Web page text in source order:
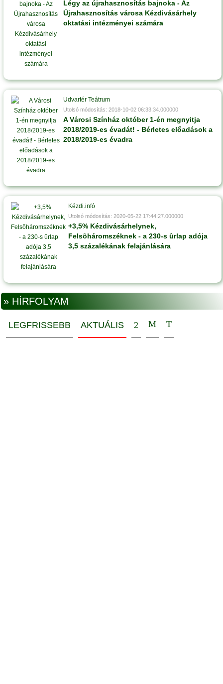
Légy az újrahasznosítás bajnoka - Az
Újrahasznosítás városa Kézdivásárhely
oktatási intézményei számára
Udvartér Teátrum
Utolsó módosítás: 2018-10-02 06:33:34.000000
A Városi Színház október 1-én megnyitja
2018/2019-es évadát! - Bérletes előadások a
2018/2019-es évadra
Kézdi.infó
Utolsó módosítás: 2020-05-22 17:44:27.000000
+3,5% Kézdivásárhelynek,
Felsõháromszéknek - a 230-s ûrlap adója
3,5 százalékának felajánlására
» HÍRFOLYAM
LEGFRISSEBB AKTUÁLIS